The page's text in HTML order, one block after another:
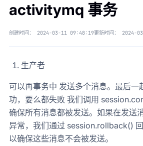
activitymq 事务
创建时间： 2024-03-11 09:48:19更新时间： 2024-
生产者
可以再事务中 发送多个消息。最后一
功，要么都失败 我们调用
确保所有消息都被发送。如果在发送
异常，我们通过 session.rollback()
以确保这些消息不会被发送。